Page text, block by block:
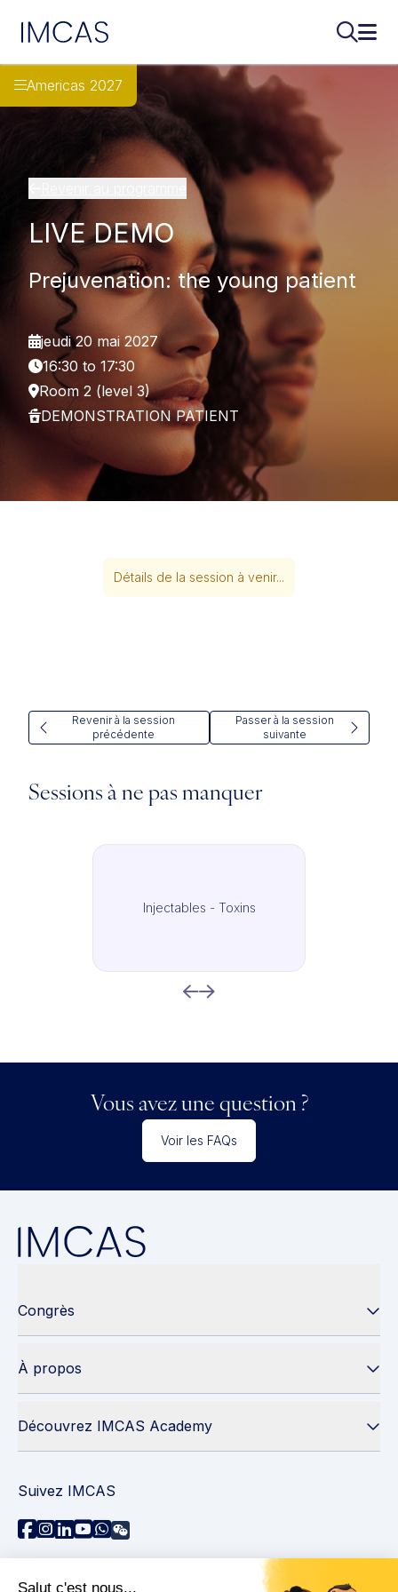
IMCAS
Americas 2027
LIVE DEMO
Prejuvenation: the young patient
jeudi 20 mai 2027
16:30 to 17:30
Room 2 (level 3)
DEMONSTRATION PATIENT
Détails de la session à venir...
Revenir à la session
précédente
Passer à la session
suivante
Sessions à ne pas manquer
Injectables - Toxins
Vous avez une question ?
Voir les FAQs
Congrès
À propos
Découvrez IMCAS Academy
Suivez IMCAS
Besoin d'aide ?